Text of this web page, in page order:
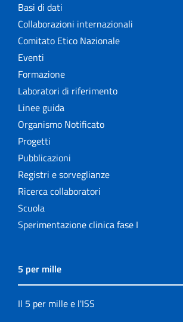
Basi di dati
Collaborazioni internazionali
Comitato Etico Nazionale
Eventi
Formazione
Laboratori di riferimento
Linee guida
Organismo Notificato
Progetti
Pubblicazioni
Registri e sorveglianze
Ricerca collaboratori
Scuola
Sperimentazione clinica fase I
5 per mille
Il 5 per mille e l'ISS